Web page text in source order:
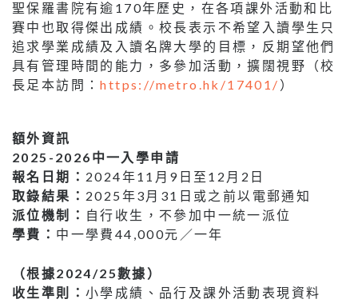
聖保羅書院有逾170年歷史，在各項課外活動和比
賽中也取得傑出成績。校長表示不希望入讀學生只
追求學業成績及入讀名牌大學的目標，反期望他們
具有管理時間的能力，多參加活動，擴闊視野（校
長足本訪問：https://metro.hk/17401/ ）
額外資訊
2025-2026中一入學申請
報名日期： 2024年11月9日至12月2日
取錄結果： 2025年3月31日或之前以電郵通知
派位機制： 自行收生，不參加中一統一派位
學費： 中一學費44,000元／一年
（根據2024/25數據）
收生準則： 小學成績、品行及課外活動表現資料